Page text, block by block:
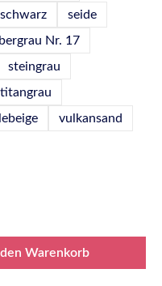
schwarz
seide
Nr. 17
steingrau
titangrau
vulkansand
gewünschten
den Warenkorb